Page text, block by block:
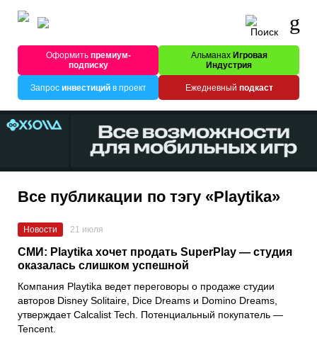
Оформитьпремиум-
подписку
Альманах Игровая
Индустрия
Запрос инвестицийв проект Ежедневный подкаст
Все публикации по тэгу «Playtika»
Новости 21 июля
СМИ: Playtika хочет продать SuperPlay — студия
оказалась слишком успешной
Компания Playtika ведет переговоры о продаже студии
авторов Disney Solitaire, Dice Dreams и Domino Dreams,
утверждает Calcalist Tech. Потенциальный покупатель —
Tencent.